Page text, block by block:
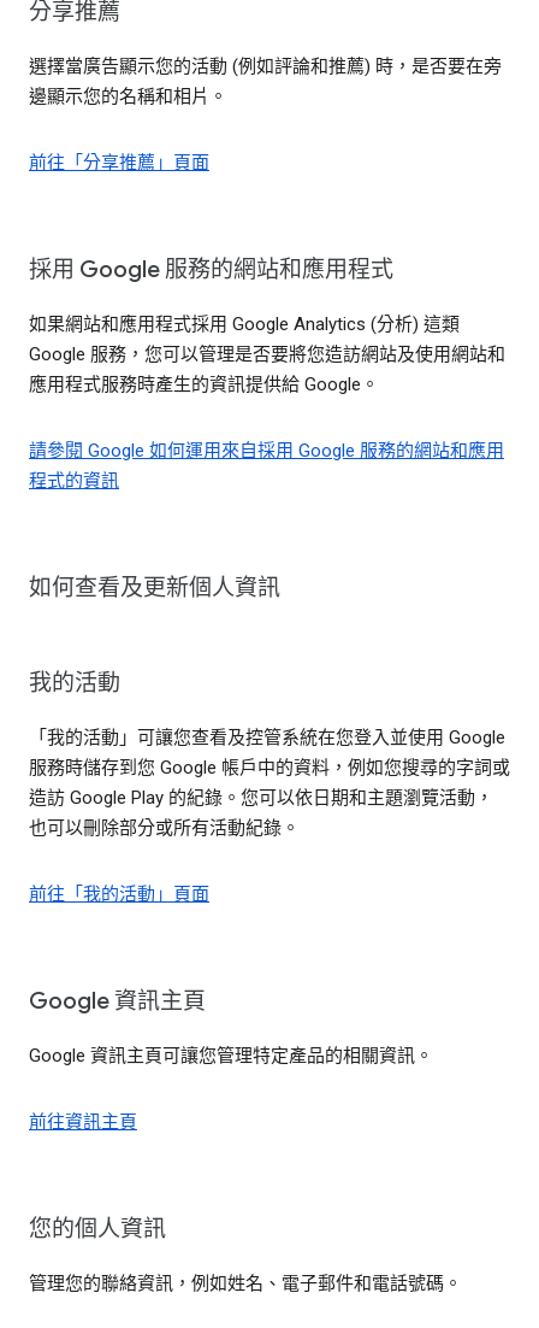
分享推薦
選擇當廣告顯示您的活動 (例如評論和推薦) 時，是否要在旁
邊顯示您的名稱和相片。
前往「分享推薦」頁面
採用 Google 服務的網站和應用程式
如果網站和應用程式採用 Google Analytics (分析) 這類
Google 服務，您可以管理是否要將您造訪網站及使用網站和
應用程式服務時產生的資訊提供給 Google。
請參閱 Google 如何運用來自採用 Google 服務的網站和應用
程式的資訊
如何查看及更新個人資訊
我的活動
「我的活動」可讓您查看及控管系統在您登入並使用 Google
服務時儲存到您 Google 帳戶中的資料，例如您搜尋的字詞或
造訪 Google Play 的紀錄。您可以依日期和主題瀏覽活動，
也可以刪除部分或所有活動紀錄。
前往「我的活動」頁面
Google 資訊主頁
Google 資訊主頁可讓您管理特定產品的相關資訊。
前往資訊主頁
您的個人資訊
管理您的聯絡資訊，例如姓名、電子郵件和電話號碼。